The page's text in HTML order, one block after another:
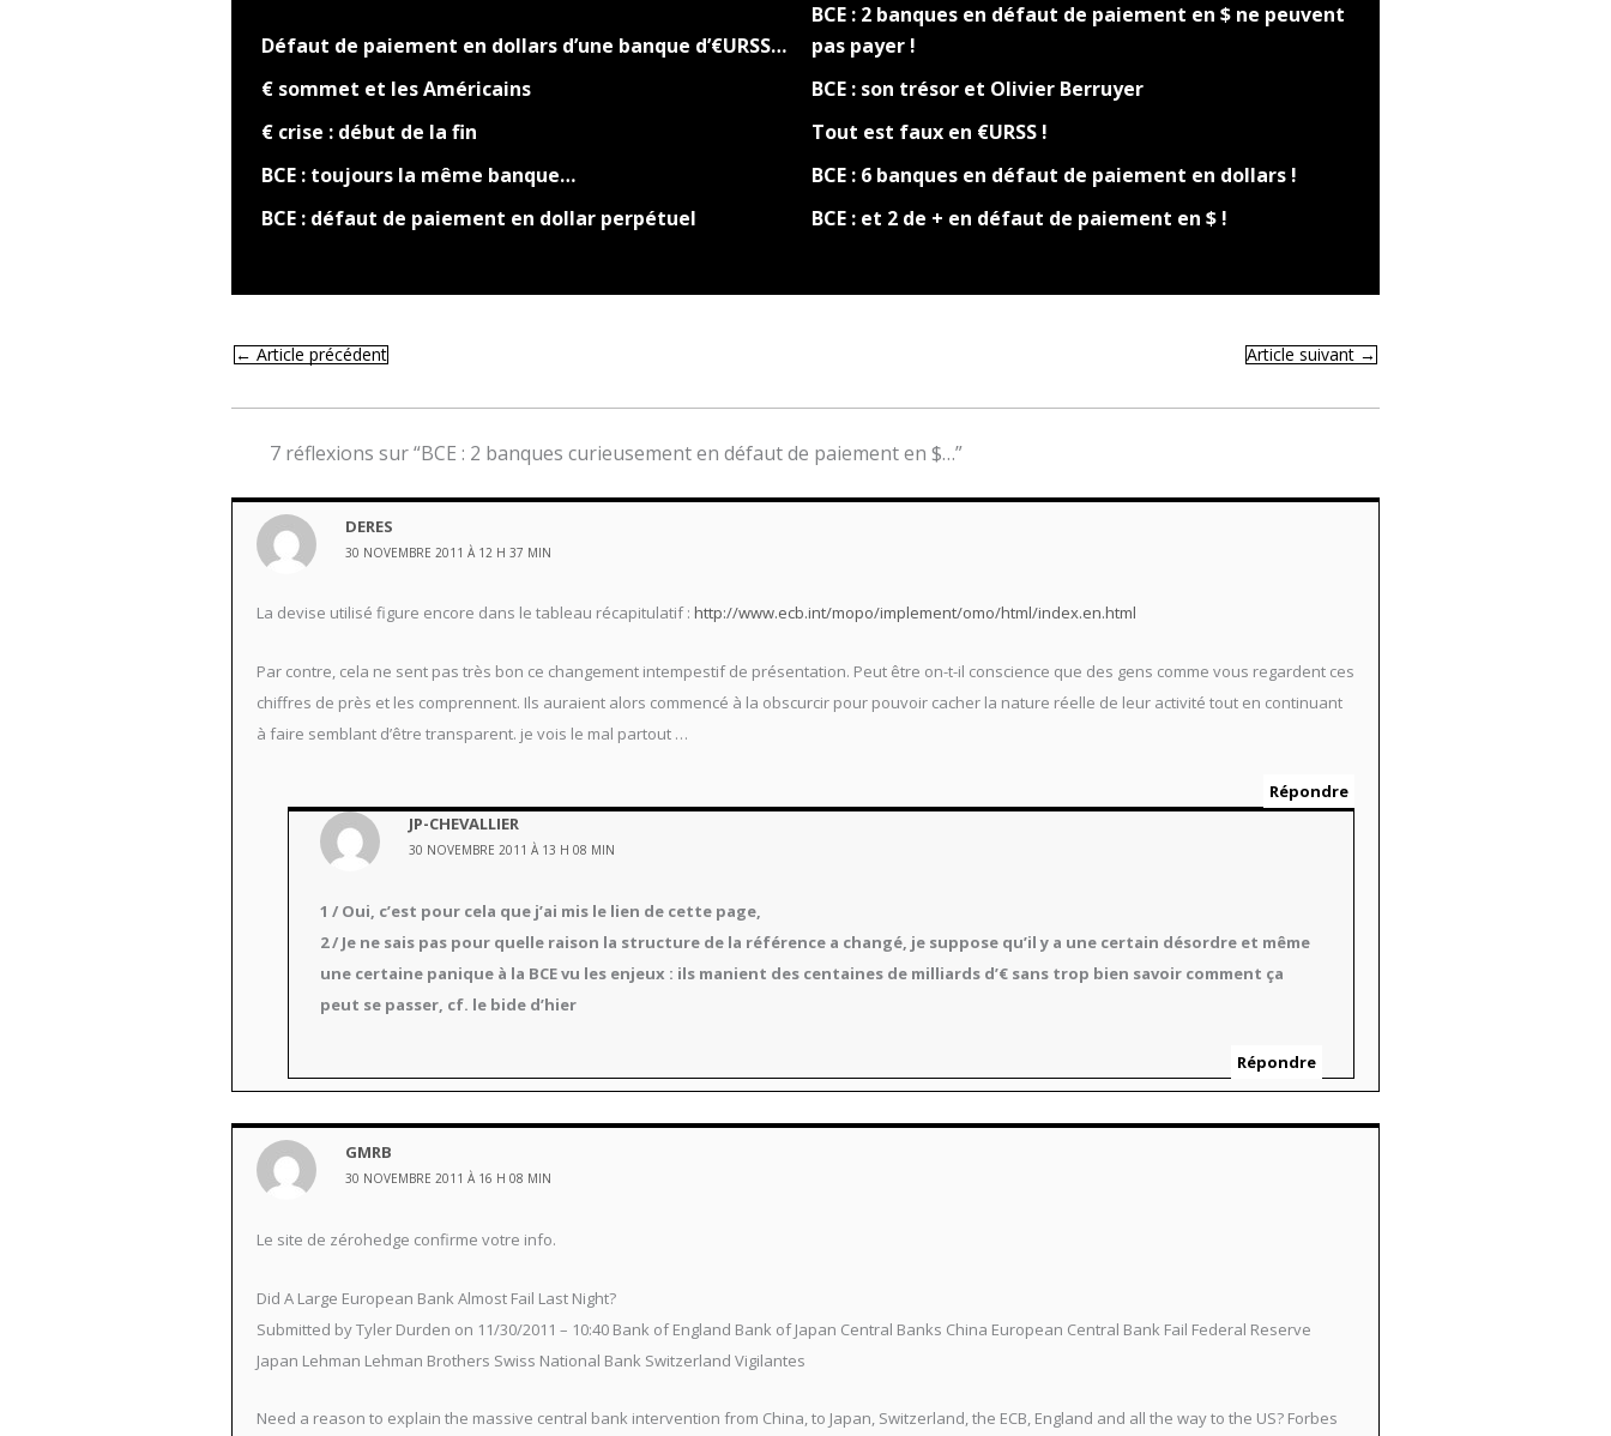
Défaut de paiement en dollars d’une banque d’€URSS…
BCE : 2 banques en défaut de paiement en $ ne peuvent
pas payer !
€ sommet et les Américains
BCE : son trésor et Olivier Berruyer
€ crise : début de la fin
Tout est faux en €URSS !
BCE : toujours la même banque…
BCE : 6 banques en défaut de paiement en dollars !
BCE : défaut de paiement en dollar perpétuel
BCE : et 2 de + en défaut de paiement en $ !
←Article précédent Article suivant→
7 réflexions sur “BCE : 2 banques curieusement en défaut de paiement en $…”
DERES
30 NOVEMBRE 2011 À 12 H 37 MIN
La devise utilisé figure encore dans le tableau récapitulatif : http://www.ecb.int/mopo/implement/omo/html/index.en.html
Par contre, cela ne sent pas très bon ce changement intempestif de présentation. Peut être on-t-il conscience que des gens comme vous regardent ces
chiffres de près et les comprennent. Ils auraient alors commencé à la obscurcir pour pouvoir cacher la nature réelle de leur activité tout en continuant
à faire semblant d’être transparent. je vois le mal partout …
Répondre
JP-CHEVALLIER
30 NOVEMBRE 2011 À 13 H 08 MIN
1 / Oui, c’est pour cela que j’ai mis le lien de cette page,
2 / Je ne sais pas pour quelle raison la structure de la référence a changé, je suppose qu’il y a une certain désordre et même
une certaine panique à la BCE vu les enjeux : ils manient des centaines de milliards d’€ sans trop bien savoir comment ça
peut se passer, cf. le bide d’hier
Répondre
GMRB
30 NOVEMBRE 2011 À 16 H 08 MIN
Le site de zérohedge confirme votre info.
Did A Large European Bank Almost Fail Last Night?
Submitted by Tyler Durden on 11/30/2011 – 10:40 Bank of England Bank of Japan Central Banks China European Central Bank Fail Federal Reserve
Japan Lehman Lehman Brothers Swiss National Bank Switzerland Vigilantes
Need a reason to explain the massive central bank intervention from China, to Japan, Switzerland, the ECB, England and all the way to the US? Forbes